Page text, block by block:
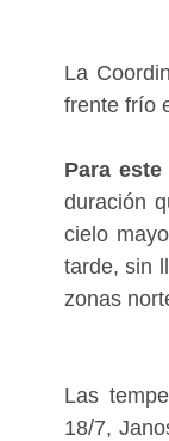
La
frente frío
Para
duración
cielo
tarde, sin
zonas
Las
18/7,